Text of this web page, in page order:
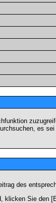
es
des
klicken Sie den